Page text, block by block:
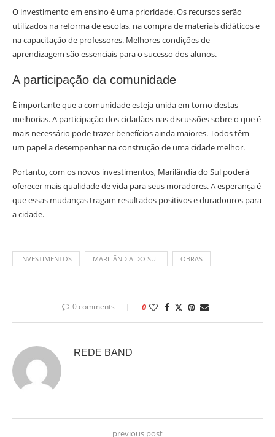
O investimento em ensino é uma prioridade. Os recursos serão
utilizados na reforma de escolas, na compra de materiais didáticos e
na capacitação de professores. Melhores condições de
aprendizagem são essenciais para o sucesso dos alunos.
A participação da comunidade
É importante que a comunidade esteja unida em torno destas
melhorias. A participação dos cidadãos nas discussões sobre o que é
mais necessário pode trazer benefícios ainda maiores. Todos têm
um papel a desempenhar na construção de uma cidade melhor.
Portanto, com os novos investimentos, Marilândia do Sul poderá
oferecer mais qualidade de vida para seus moradores. A esperança é
que essas mudanças tragam resultados positivos e duradouros para
a cidade.
INVESTIMENTOS MARILÂNDIA DO SUL OBRAS
0 comments 0
REDE BAND
previous post